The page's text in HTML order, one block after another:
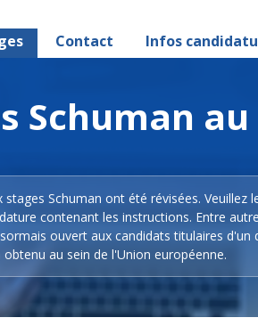
Contact Infos
Schuman
stages Schuman ont été révisées.
contenant les instructions. Entre
ouvert aux candidats titulaires
obtenu au sein de l'Union européenne.